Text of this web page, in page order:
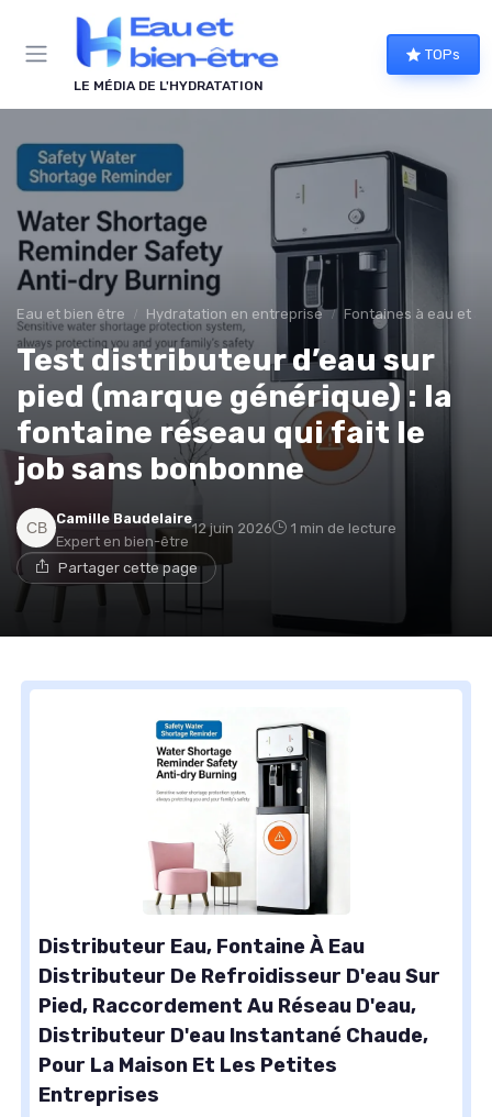
LE MÉDIA DE L'HYDRATATION
TOPs
Eau et bien être Hydratation en entreprise Fontaines à eau et
Test distributeur d’eau sur
pied (marque générique) : la
fontaine réseau qui fait le
job sans bonbonne
Camille Baudelaire
Expert en bien-être
12 juin 2026 1 min de lecture
Partager cette page
Distributeur Eau, Fontaine À Eau
Distributeur De Refroidisseur D'eau Sur
Pied, Raccordement Au Réseau D'eau,
Distributeur D'eau Instantané Chaude,
Pour La Maison Et Les Petites
Entreprises
Panneau de gestion des cookies